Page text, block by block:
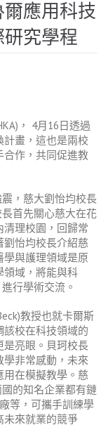
應用科技
究學程
， 4月16日透過
計畫，這也是兩校
合作，共同促進教
，慈大劉怡均校長
長首先關心慈大在花
理校園，回歸常
劉怡均校長介紹慈
與護理領域是原
領域，將能與科
行學術交流。
教授也就卡爾斯
校在科技領域的
是亮眼。貝珂校長
非常感動，未來
用在模擬教學。慈
的知名企業都有鏈
等，可攜手訓練學
未來就業的競爭